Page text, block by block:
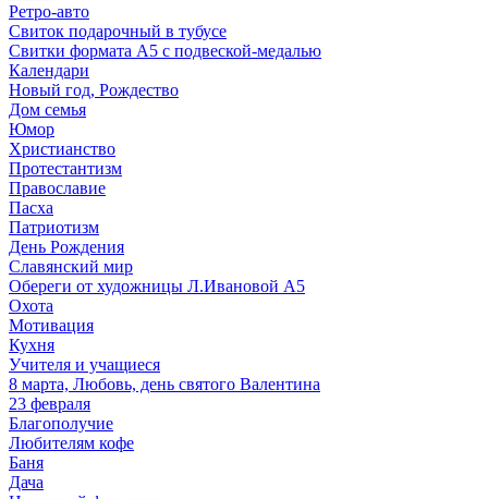
Ретро-авто
Свиток подарочный в тубусе
Свитки формата А5 с подвеской-медалью
Календари
Новый год, Рождество
Дом семья
Юмор
Христианство
Протестантизм
Православие
Пасха
Патриотизм
День Рождения
Славянский мир
Обереги от художницы Л.Ивановой А5
Охота
Мотивация
Кухня
Учителя и учащиеся
8 марта, Любовь, день святого Валентина
23 февраля
Благополучие
Любителям кофе
Баня
Дача